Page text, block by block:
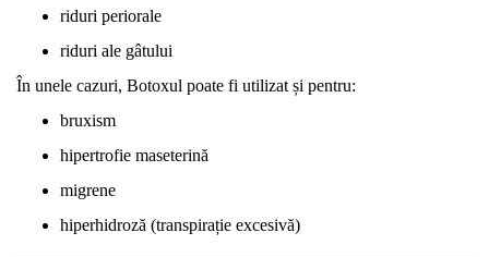
riduri periorale
riduri ale gâtului
În unele cazuri, Botoxul poate fi utilizat și pentru:
bruxism
hipertrofie maseterină
migrene
hiperhidroză (transpirație excesivă)